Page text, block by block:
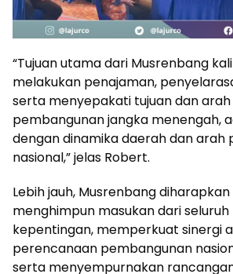
“Tujuan utama dari Musrenbang
melakukan penajaman,
serta menyepakati tujuan dan
pembangunan jangka menengah,
dengan dinamika daerah dan arah
nasional,” jelas Robert.
Lebih jauh, Musrenbang
menghimpun masukan dari
kepentingan, memperkuat sinergi
perencanaan pembangunan
serta menyempurnakan rancangan